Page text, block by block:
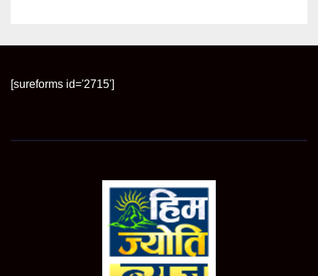
[sureforms id='2715']